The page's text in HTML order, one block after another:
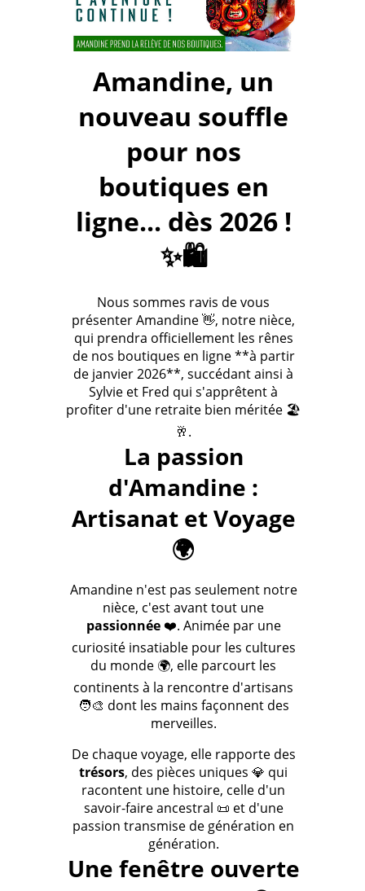
Amandine, un
nouveau souffle
pour nos
boutiques en
ligne... dès 2026 !
✨🛍️
Nous sommes ravis de vous
présenter Amandine 👋, notre nièce,
qui prendra officiellement les rênes
de nos boutiques en ligne **à partir
de janvier 2026**, succédant ainsi à
Sylvie et Fred qui s'apprêtent à
profiter d'une retraite bien méritée 🏖️
🥂.
La passion
d'Amandine :
Artisanat et Voyage
🌍
Amandine n'est pas seulement notre
nièce, c'est avant tout une
passionnée❤️. Animée par une
curiosité insatiable pour les cultures
du monde 🌍, elle parcourt les
continents à la rencontre d'artisans
🧑‍🎨 dont les mains façonnent des
merveilles.
De chaque voyage, elle rapporte des
trésors, des pièces uniques 💎 qui
racontent une histoire, celle d'un
savoir-faire ancestral 📜 et d'une
passion transmise de génération en
génération.
Une fenêtre ouverte